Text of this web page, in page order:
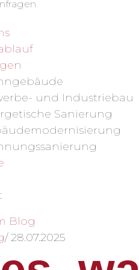
und Industriebau
Sanierung
Blog
/28.07.2025